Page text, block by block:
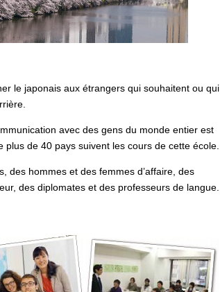
le japonais aux étrangers qui souhaitent ou qui
avec des gens du monde entier est
plus de 40 pays suivent les cours de cette école.
des hommes et des femmes d’affaire, des
des diplomates et des professeurs de langue.